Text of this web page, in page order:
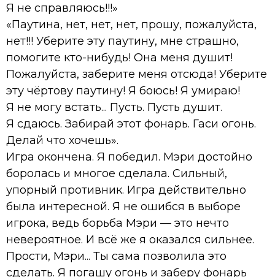
Я не справляюсь!!!»
«Паутина, нет, нет, нет, прошу, пожалуйста,
нет!!! Уберите эту паутину, мне страшно,
помогите кто-нибудь! Она меня душит!
Пожалуйста, заберите меня отсюда! Уберите
эту чёртову паутину! Я боюсь! Я умираю!
Я не могу встать... Пусть. Пусть душит.
Я сдаюсь. Забирай этот фонарь. Гаси огонь.
Делай что хочешь».
Игра окончена. Я победил. Мэри достойно
боролась и многое сделала. Сильный,
упорный противник. Игра действительно
была интересной. Я не ошибся в выборе
игрока, ведь борьба Мэри — это нечто
невероятное. И всё же я оказался сильнее.
Прости, Мэри... Ты сама позволила это
сделать. Я погашу огонь и заберу фонарь